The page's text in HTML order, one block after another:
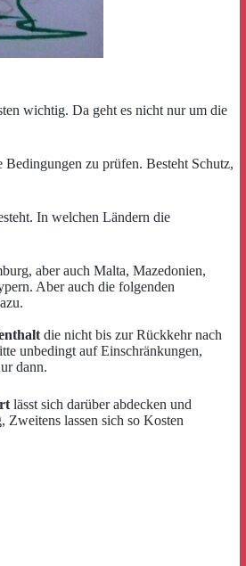
wichtig. Da geht es nicht nur um die
zu prüfen. Besteht Schutz,
In welchen Ländern die
aber auch Malta, Mazedonien,
Aber auch die folgenden
die nicht bis zur Rückkehr nach
unbedingt auf Einschränkungen,
dann.
lässt sich darüber abdecken und
Zweitens lassen sich so Kosten